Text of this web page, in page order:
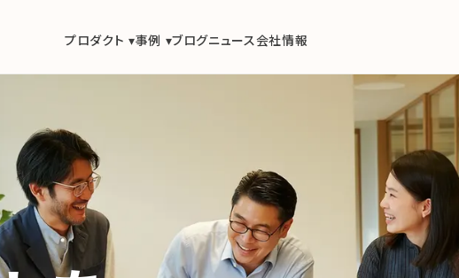
プロダクト ▾事例 ▾ブログニュース会社情報